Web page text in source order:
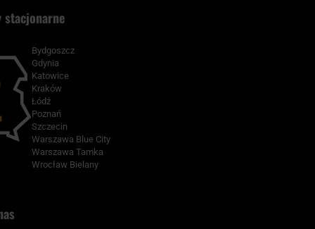
stacjonarne
Bydgoszcz
Gdynia
Katowice
Kraków
Łódź
Poznań
Szczecin
Warszawa Blue City
Warszawa Tamka
Wrocław Bielany